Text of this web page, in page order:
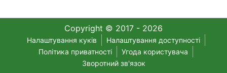
Copyright © 2017 - 2026
Налаштування куків
Налаштування доступності
Політика приватності
Угода користувача
Зворотний зв'язок